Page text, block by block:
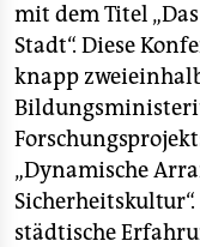
mit dem Titel „Das
Stadt“. Diese
knapp
„Dynamische
städtische